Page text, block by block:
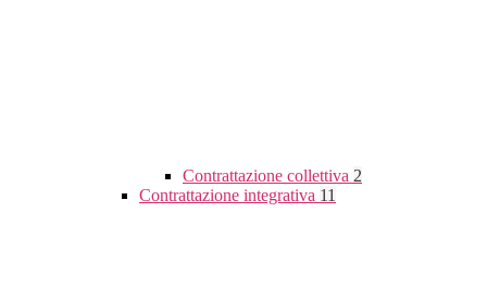
Contrattazione collettiva 2
Contrattazione integrativa 11